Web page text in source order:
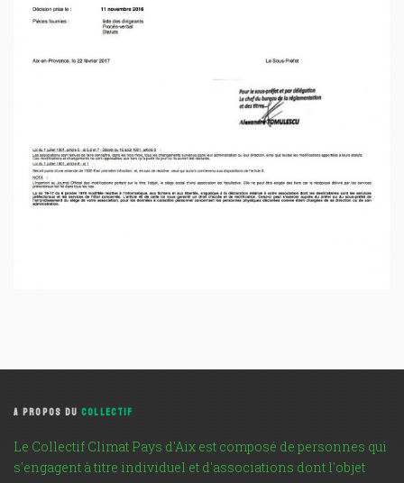
A PROPOS DUCOLLECTIF
Le Collectif Climat Pays d'Aix est composé de personnes qui
s'engagent à titre individuel et d'associations dont l'objet